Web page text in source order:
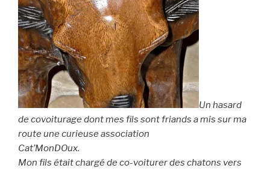
Un hasard
de covoiturage dont mes fils sont friands a mis sur ma
route une curieuse association
Cat’MonDOux.
Mon fils était chargé de co-voiturer des chatons vers